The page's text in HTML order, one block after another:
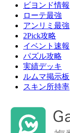
ビヨンド情報
ローテ最強
アンリミ最強
2Pick攻略
イベント速報
パズル攻略
実績デッキ
ルムマ掲示板
スキン所持率